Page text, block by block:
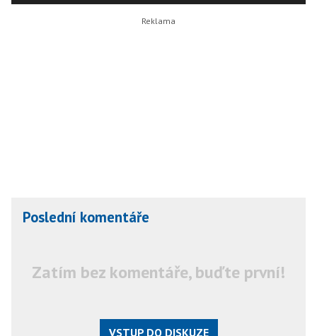
Poslední komentáře
Zatím bez komentáře, buďte první!
VSTUP DO DISKUZE